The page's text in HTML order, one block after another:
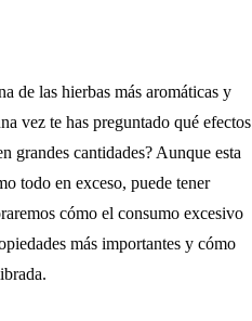
de las hierbas más aromáticas y
vez te has preguntado qué efectos
grandes cantidades? Aunque esta
todo en exceso, puede tener
cómo el consumo excesivo
más importantes y cómo